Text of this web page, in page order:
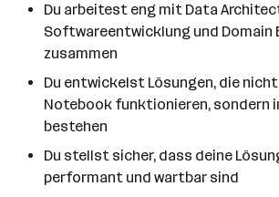
Du arbeitest eng mit Data
Softwareentwicklung und Domain
zusammen
Du entwickelst Lösungen, die nicht
Notebook funktionieren, sondern
bestehen
Du stellst sicher, dass deine
performant und wartbar sind